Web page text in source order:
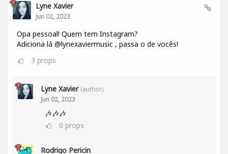
Lyne Xavier
Jun 02, 2023
Opa pessoal! Quem tem Instagram?
Adiciona lá @lynexaviermusic , passa o de vocês!
3 props
Lyne Xavier (author)
Jun 02, 2023
🎶🎶🎶
0 props
Rodrigo Pericin